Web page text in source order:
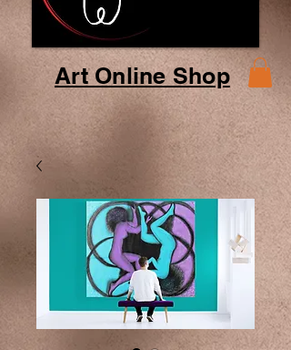
Art Online Shop